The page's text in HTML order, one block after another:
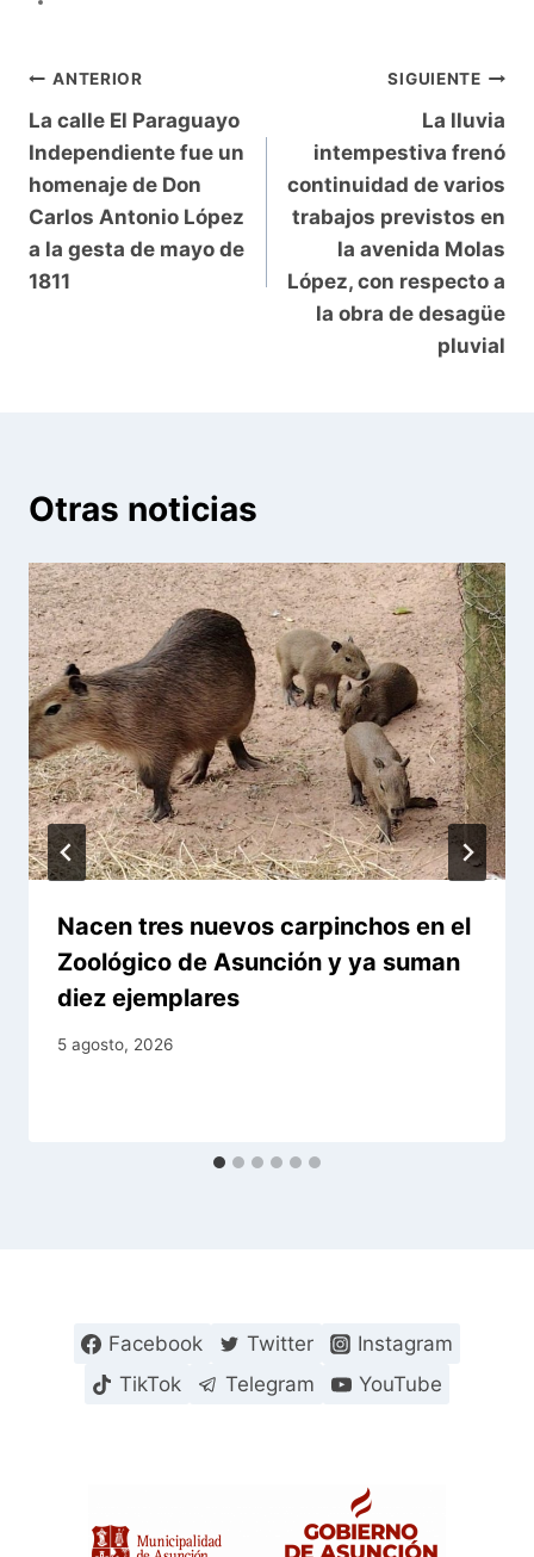
Navegación
de
entradas
ANTERIOR
La calle El Paraguayo
Independiente fue un
homenaje de Don
Carlos Antonio López
a la gesta de mayo de
1811
SIGUIENTE
La lluvia
intempestiva frenó
continuidad de varios
trabajos previstos en
la avenida Molas
López, con respecto a
la obra de desagüe
pluvial
Otras noticias
Nacen tres nuevos carpinchos en el
Zoológico de Asunción y ya suman
diez ejemplares
5 agosto, 2026
Facebook Twitter
Instagram
TikTok
Telegram YouTube